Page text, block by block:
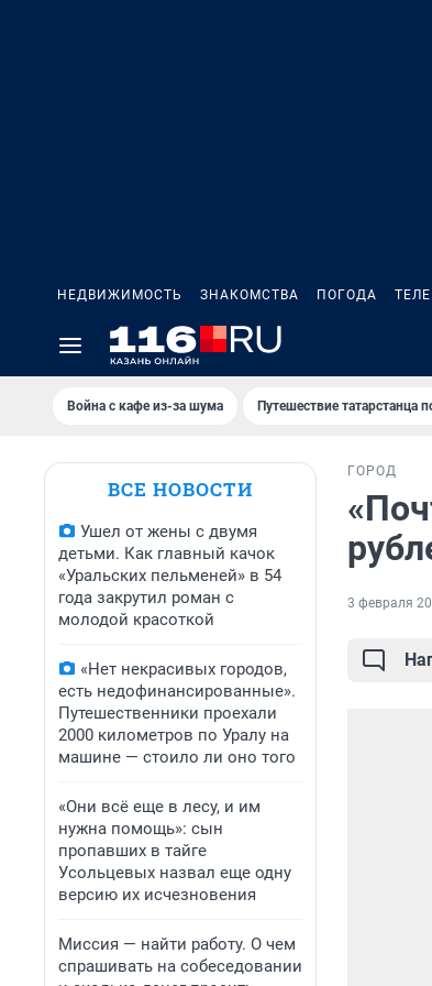
НЕДВИЖИМОСТЬ ЗНАКОМСТВА ПОГОДА
Война с кафе из-за шума Путешествие татарстанца
ВСЕ НОВОСТИ
Ушел от жены с двумя
детьми. Как главный качок
«Уральских пельменей» в 54
года закрутил роман с
молодой красоткой
«Нет некрасивых городов,
есть недофинансированные».
Путешественники проехали
2000 километров по Уралу на
машине — стоило ли оно того
«Они всё еще в лесу, и им
нужна помощь»: сын
пропавших в тайге
Усольцевых назвал еще одну
версию их исчезновения
Миссия — найти работу. О чем
спрашивать на собеседовании
ГОРОД
3 февраля